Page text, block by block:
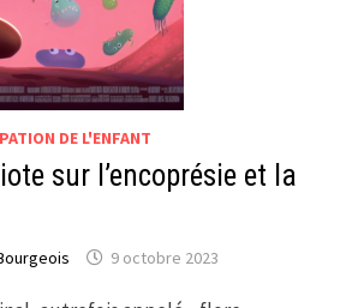
DE L'ENFANT
sur l’encoprésie et la
9 octobre 2023